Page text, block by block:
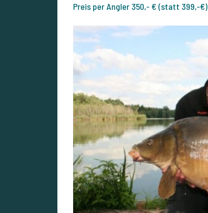
Preis per Angler 350,- € (statt 399,-€)